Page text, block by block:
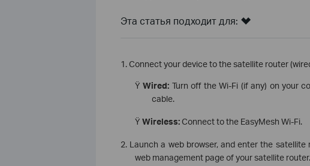
Эта статья подходит для:
1. Connect your device to the satellite router
ŸWired: Turn off the Wi-Fi (if any) on your
cable.
Ÿ Wireless:Connect to the EasyMesh Wi-Fi.
2. Launch a web browser, and enter the satellite
web management page of your satellite router.